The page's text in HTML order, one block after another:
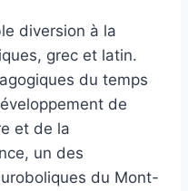
diversion à la
grec et latin.
du temps
de
et de la
un des
du Mont-